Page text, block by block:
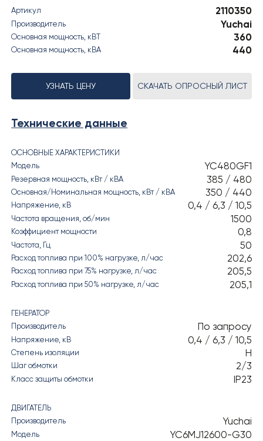
Артикул 2110350
Производитель Yuchai
Основная мощность, кВT 360
Основная мощность, кВА 440
УЗНАТЬ ЦЕНУ СКАЧАТЬ ОПРОСНЫЙ ЛИСТ
Технические данные
ОСНОВНЫЕ ХАРАКТЕРИСТИКИ
Модель
YC480GF1
Резервная мощность, кВт / кВА 385 / 480
Основная/Номинальная мощность, кВт / кВА 350 / 440
Напряжение, кВ 0,4 / 6,3 / 10,5
Частота вращения, об/мин 1500
Коэффициент мощности 0,8
Частота, Гц 50
Расход топлива при 100% нагрузке, л/час 202,6
Расход топлива при 75% нагрузке, л/час 205,5
Расход топлива при 50% нагрузке, л/час 205,1
ГЕНЕРАТОР
Производитель
По запросу
Напряжение, кВ 0,4 / 6,3 / 10,5
Степень изоляции H
Шаг обмотки 2/3
Класс защиты обмотки IP23
ДВИГАТЕЛЬ
Производитель
Yuchai
Модель YC6MJ12600-G30